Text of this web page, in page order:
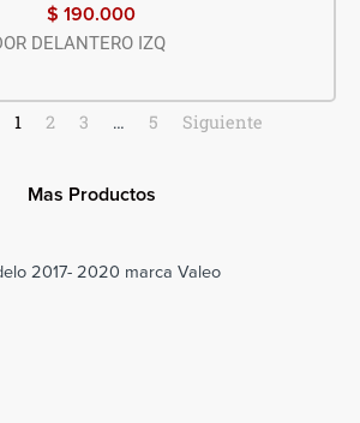
$ 190.000
DELANTERO IZQ
1 2 3 … 5 Siguiente
Mas Productos